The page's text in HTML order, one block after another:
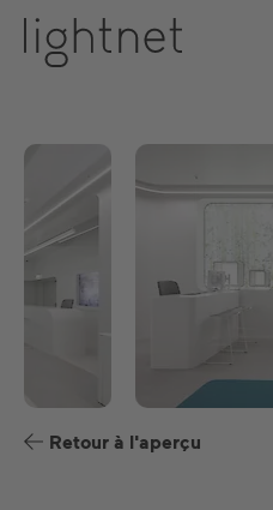
FR
Retour à l'aperçu